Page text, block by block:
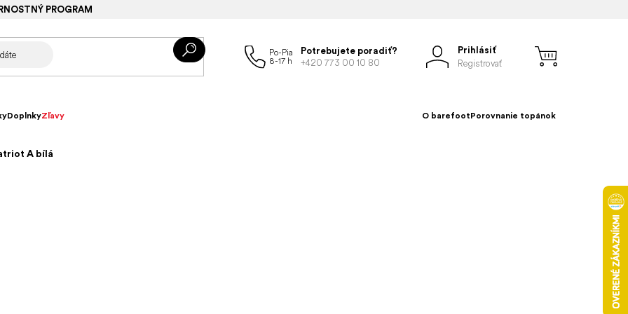
PROGRAM
Potrebujete poradiť?
+420 773 00 10 80
Prihlásiť
Registrovať
DoplnkyZľavy O barefootPorovnanie topánok
A bílá